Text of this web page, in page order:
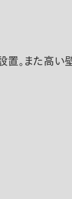
置。また高